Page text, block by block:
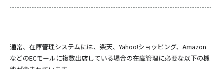
通常、在庫管理システムには、楽天、Yahoo!ショッピング、Amazon
などのECモールに複数出店している場合の在庫管理に必要な以下の機